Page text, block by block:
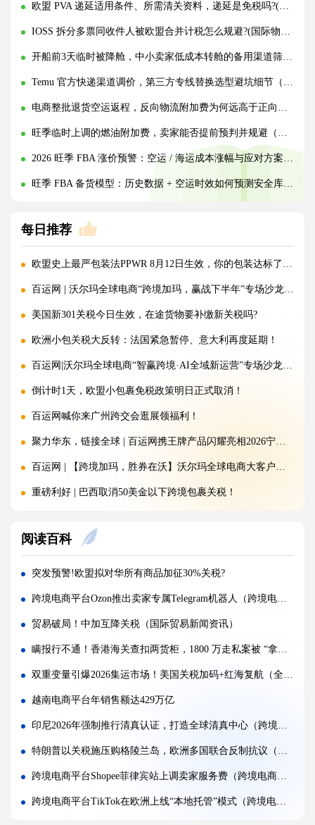
欧盟 PVA 递延适用条件、所需清关资料，递延是免税吗?(跨境电商卖家请注意)
IOSS 拆分多票同收件人被欧盟合并计税怎么规避?(国际物流干货知识分享)
开船前3天临时被降舱，中小卖家低成本转舱的备用渠道筛选标准（跨境电商卖家请注意）
Temu 官方快递渠道调价，第三方专线替换选型避坑细节（跨境物流干货知识分享）
电商整批退货空运返程，反向物流附加费为何远高于正向出货（跨境电商卖家请注意）
旺季临时上调的燃油附加费，卖家能否提前预判并规避（跨境电商干货知识分享）
2026 旺季 FBA 涨价预警：空运 / 海运成本涨幅与应对方案（跨境电商卖家请注意）
旺季 FBA 备货模型：历史数据 + 空运时效如何预测安全库存（跨境物流干货在分享）
每日推荐
欧盟史上最严包装法PPWR 8月12日生效，你的包装达标了吗？
百运网 | 沃尔玛全球电商“跨境加玛，赢战下半年”专场沙龙圆满收官!
美国新301关税今日生效，在途货物要补缴新关税吗?
欧洲小包关税大反转：法国紧急暂停、意大利再度延期！
百运网|沃尔玛全球电商“智赢跨境·AI全域新运营”专场沙龙圆满收官!
倒计时1天，欧盟小包裹免税政策明日正式取消！
百运网喊你来广州跨交会逛展领福利！
聚力华东，链接全球 | 百运网携王牌产品闪耀亮相2026宁波跨境电商出口博览会!
百运网 | 【跨境加玛，胜券在沃】沃尔玛全球电商大客户产业带沙龙圆满收官!
重磅利好 | 巴西取消50美金以下跨境包裹关税！
150欧元免税时代即将终结！欧盟新政落地，跨境卖家如何破局？
突发 | 特朗普签署文件：美国将对这些产品加征100%关税，全球贸易再掀波澜！
百运网 | 沃尔玛平台招商分享大会圆满收官!双向赋能，共启跨境出海新征程
落幕不散场，聚力新征程 | 百运网惊艳亮相福州跨交会，完美收官！
国际海运公司MSC 波斯湾航线新政震动跨境物流（强制终止+加价 800 美元）
开局即爆发!2026年前两月中俄贸易额达390亿美元，同比劲增12%（国际贸易新闻资讯）
重磅预测！2026年拉美电商规模将突破2000亿美元（出口拉美国家的电商卖家请注意）
重磅官宣！5 月 1 日起，中国对非洲 53 国100%税目产品零关税（国际贸易新闻资讯）
官方实锤！美国关税被判违法，4月底或启动退款，跨境人终于等来利好！
阅读百科
突发预警!欧盟拟对华所有商品加征30%关税?
跨境电商平台Ozon推出卖家专属Telegram机器人（跨境电商新闻资讯）
贸易破局！中加互降关税（国际贸易新闻资讯）
瞒报行不通！香港海关查扣两货柜，1800 万走私案被 “拿捏”（国际贸易新闻资讯）
双重变量引爆2026集运市场！美国关税加码+红海复航（全球贸易格局生变）
越南电商平台年销售额达429万亿
印尼2026年强制推行清真认证，打造全球清真中心（跨境电商卖家请注意）
特朗普以关税施压购格陵兰岛，欧洲多国联合反制抗议（跨境电商新闻资讯）
跨境电商平台Shopee菲律宾站上调卖家服务费（跨境电商卖家请注意）
跨境电商平台TikTok在欧洲上线“本地托管”模式（跨境电商新闻资讯）